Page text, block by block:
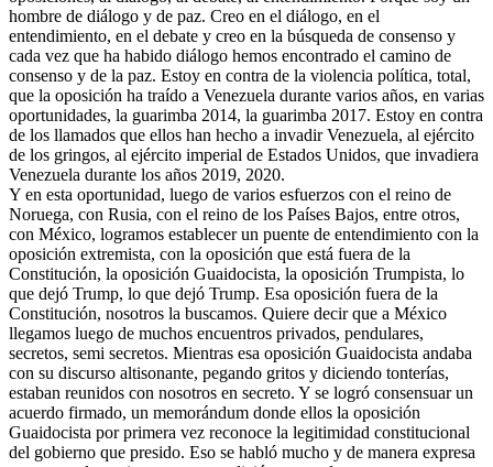
hombre de diálogo y de paz. Creo en el diálogo, en el
entendimiento, en el debate y creo en la búsqueda de consenso y
cada vez que ha habido diálogo hemos encontrado el camino de
consenso y de la paz. Estoy en contra de la violencia política, total,
que la oposición ha traído a Venezuela durante varios años, en varias
oportunidades, la guarimba 2014, la guarimba 2017. Estoy en contra
de los llamados que ellos han hecho a invadir Venezuela, al ejército
de los gringos, al ejército imperial de Estados Unidos, que invadiera
Venezuela durante los años 2019, 2020.
Y en esta oportunidad, luego de varios esfuerzos con el reino de
Noruega, con Rusia, con el reino de los Países Bajos, entre otros,
con México, logramos establecer un puente de entendimiento con la
oposición extremista, con la oposición que está fuera de la
Constitución, la oposición Guaidocista, la oposición Trumpista, lo
que dejó Trump, lo que dejó Trump. Esa oposición fuera de la
Constitución, nosotros la buscamos. Quiere decir que a México
llegamos luego de muchos encuentros privados, pendulares,
secretos, semi secretos. Mientras esa oposición Guaidocista andaba
con su discurso altisonante, pegando gritos y diciendo tonterías,
estaban reunidos con nosotros en secreto. Y se logró consensuar un
acuerdo firmado, un memorándum donde ellos la oposición
Guaidocista por primera vez reconoce la legitimidad constitucional
del gobierno que presido. Eso se habló mucho y de manera expresa